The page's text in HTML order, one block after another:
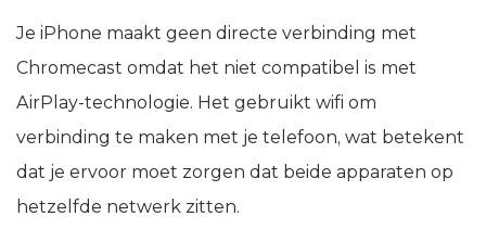
Je iPhone maakt geen directe verbinding met
Chromecast omdat het niet compatibel is met
AirPlay-technologie. Het gebruikt wifi om
verbinding te maken met je telefoon, wat betekent
dat je ervoor moet zorgen dat beide apparaten op
hetzelfde netwerk zitten.